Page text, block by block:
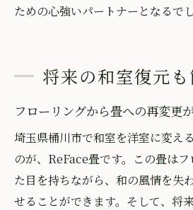
ための心強いパートナーとなるでし
将来の和室復元も
フローリングから畳への再変更
埼玉県桶川市で和室を洋室に変え
のが、ReFace畳です。この畳は
た目を持ちながら、和の風情を失
せることができます。そして、将